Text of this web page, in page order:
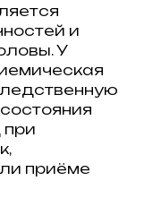
и
У
при
приёме